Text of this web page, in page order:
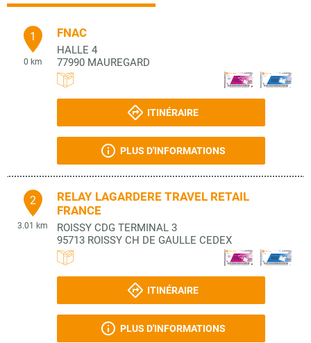
1
0 km
FNAC
HALLE 4
77990 MAUREGARD
ITINÉRAIRE
PLUS D'INFORMATIONS
2
3.01 km
RELAY LAGARDERE TRAVEL RETAIL
FRANCE
ROISSY CDG TERMINAL 3
95713 ROISSY CH DE GAULLE CEDEX
ITINÉRAIRE
PLUS D'INFORMATIONS